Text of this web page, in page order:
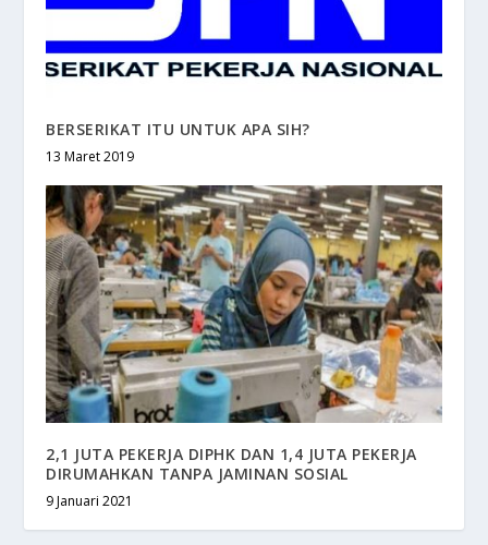
BERSERIKAT ITU UNTUK APA SIH?
13 Maret 2019
2,1 JUTA PEKERJA DIPHK DAN 1,4 JUTA PEKERJA
DIRUMAHKAN TANPA JAMINAN SOSIAL
9 Januari 2021